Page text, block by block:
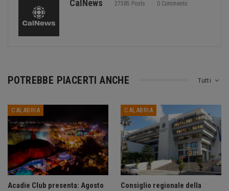
CalNews 27585 Posts 0 Comments
Tutti
POTREBBE PIACERTI ANCHE
CALABRIA
Acadie Club presenta: Agosto
CALABRIA
Consiglio regionale della